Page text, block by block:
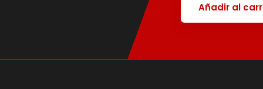
Añadir al